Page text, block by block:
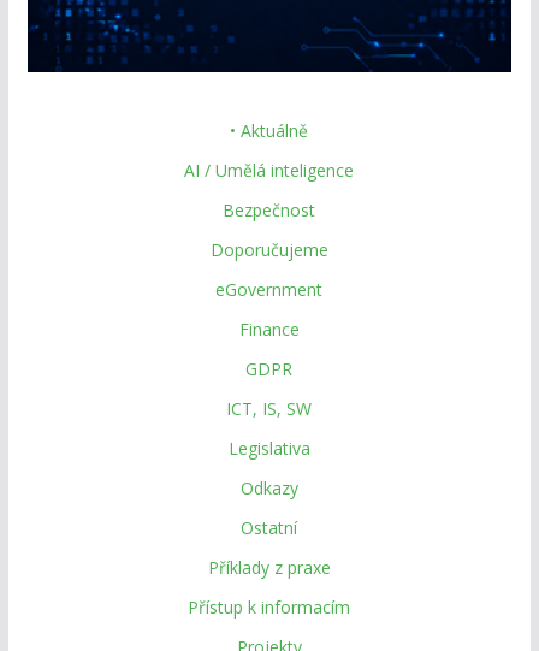
• Aktuálně
AI / Umělá inteligence
Bezpečnost
Doporučujeme
eGovernment
Finance
GDPR
ICT, IS, SW
Legislativa
Odkazy
Ostatní
Příklady z praxe
Přístup k informacím